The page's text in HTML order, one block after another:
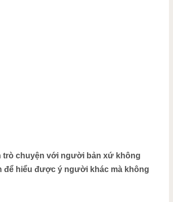
trò chuyện với người bản xứ không
để hiểu được ý người khác mà không